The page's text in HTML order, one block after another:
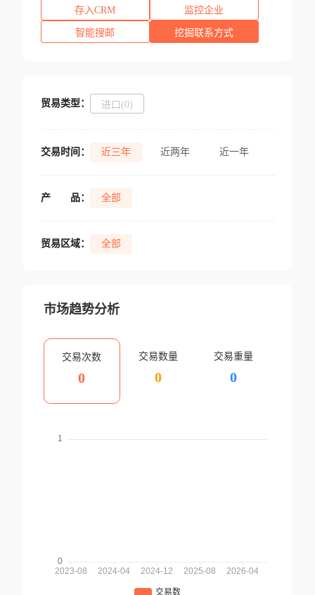
存入CRM 监控企业
智能搜邮 挖掘联系方式
贸易类型： 进口(0)
交易时间： 近三年 近两年 近一年
产 品： 全部
贸易区域： 全部
市场趋势分析
交易次数
0
交易数量
0
交易重量
0